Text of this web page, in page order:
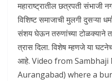
महाराष्ट्रातील छत्रपती संभाजी
विशिष्ट समाजाची मुलगी दुसऱ्या
संशय घेऊन तरुणांच्या टोळक्याने
त्रास दिला. विशेष म्हणजे या
आहे. Video from
Aurangabad) where a